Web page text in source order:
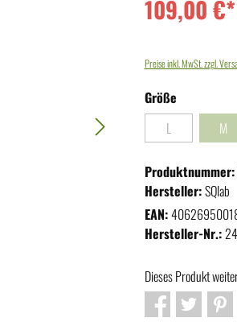
109,00 €*
Preise inkl. MwSt. zzgl.
Größeauswählen
L
(Diese OptionM
Produktnummer:
Hersteller:SQlab
EAN:
Hersteller-Nr.:
Dieses Produkt